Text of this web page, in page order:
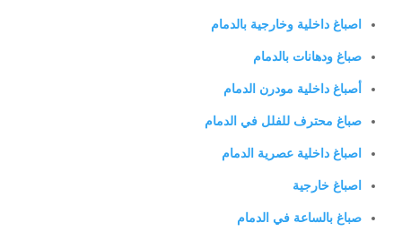
اصباغ داخلية وخارجية بالدمام
صباغ ودهانات بالدمام
أصباغ داخلية مودرن الدمام
صباغ محترف للفلل في الدمام
اصباغ داخلية عصرية الدمام
اصباغ خارجية
صباغ بالساعة في الدمام